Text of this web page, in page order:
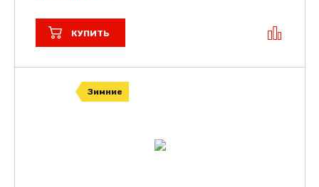
КУПИТЬ
Зимние